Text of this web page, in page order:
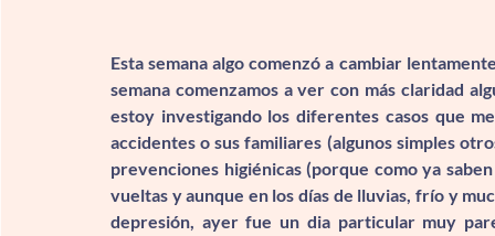
Esta semana algo comenzó a cambiar
semana comenzamos a ver con más claridad
estoy investigando los diferentes casos que
accidentes o sus familiares (algunos simples
prevenciones higiénicas (porque como ya
vueltas y aunque en los días de lluvias, frío y
depresión, ayer fue un dia particular muy